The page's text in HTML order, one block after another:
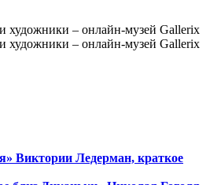
Виктории Ледерман, краткое